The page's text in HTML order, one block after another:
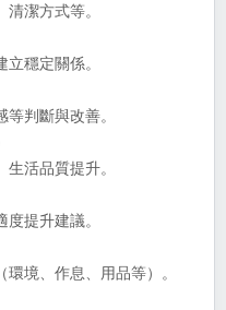
潔方式等。
穩定關係。
判斷與改善。
活品質提升。
提升建議。
境、作息、用品等）。